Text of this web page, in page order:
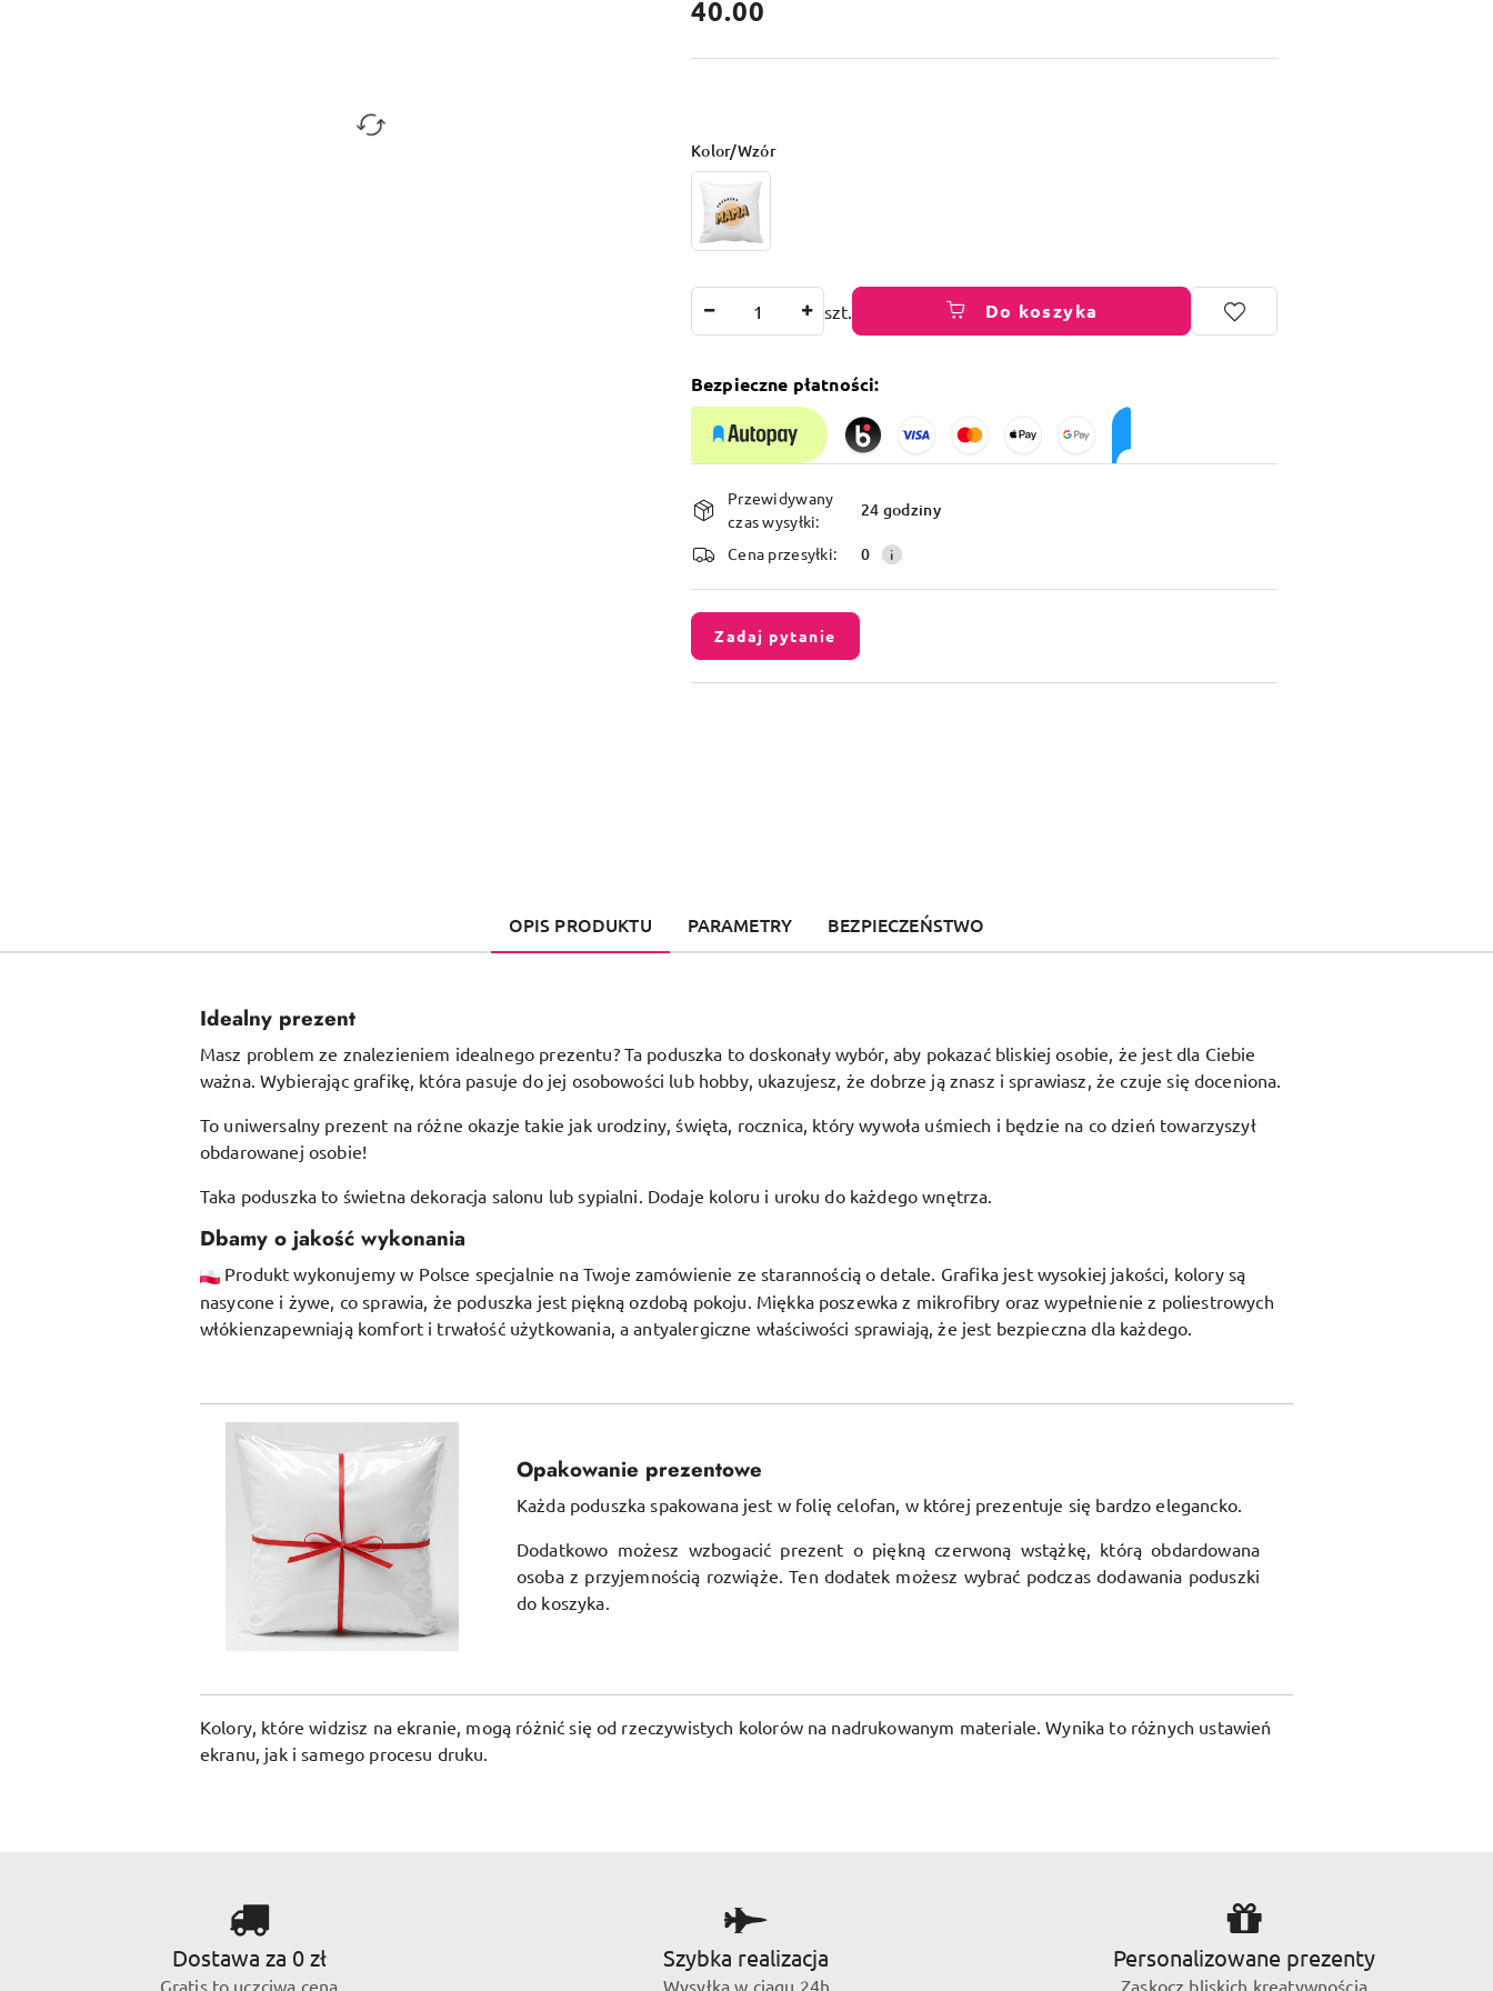
cena:
40.00
Wariant
Kolor/Wzór
szt. Do koszyka
Bezpieczne płatności:
Dostępność
i
dostawa
Przewidywany
czas wysyłki:
24 godziny
Cena przesyłki: 0
Zadaj pytanie
OPIS PRODUKTU PARAMETRY BEZPIECZEŃSTWO
Idealny prezent
Masz problem ze znalezieniem idealnego prezentu? Ta poduszka to doskonały wybór, aby pokazać bliskiej osobie, że jest dla Ciebie
ważna. Wybierając grafikę, która pasuje do jej osobowości lub hobby, ukazujesz, że dobrze ją znasz i sprawiasz, że czuje się doceniona.
To uniwersalny prezent na różne okazje takie jak urodziny, święta, rocznica, który wywoła uśmiech i będzie na co dzień towarzyszył
obdarowanej osobie!
Taka poduszka to świetna dekoracja salonu lub sypialni. Dodaje koloru i uroku do każdego wnętrza.
Dbamy o jakość wykonania
Produkt wykonujemy w Polsce specjalnie na Twoje zamówienie ze starannością o detale. Grafika jest wysokiej jakości, kolory są
nasycone i żywe, co sprawia, że poduszka jest piękną ozdobą pokoju. Miękka poszewka z mikrofibry orazwypełnienie z poliestrowych
włókienzapewniają komfort i trwałość użytkowania, a antyalergiczne właściwości sprawiają, że jest bezpieczna dla każdego.
Opakowanie prezentowe
Każda poduszka spakowana jest w folię celofan, w której prezentuje się bardzo elegancko.
Dodatkowo możesz wzbogacić prezent o piękną czerwoną wstążkę, którą obdardowana
osoba z przyjemnością rozwiąże. Ten dodatek możesz wybrać podczas dodawania poduszki
do koszyka.
Kolory, które widzisz na ekranie, mogą różnić się od rzeczywistych kolorów na nadrukowanym materiale. Wynika to różnych ustawień
ekranu, jak i samego procesu druku.
Dostawa za 0 zł
Gratis to uczciwa cena
Szybka realizacja
Wysyłka w ciągu 24h
Personalizowane prezenty
Zaskocz bliskich kreatywnością